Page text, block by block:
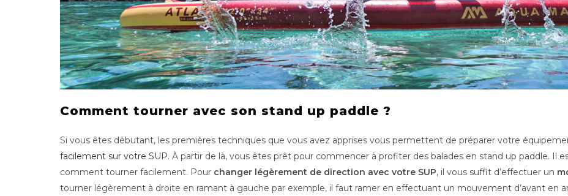
Comment tourner avec son stand up paddle ?
Si vous êtes débutant, les premières techniques que vous avez apprises vous permettent de préparer votre
facilement sur votre SUP. À partir de là, vous êtes prêt pour commencer à profiter des balades en stand up paddle. Il
comment tourner facilement. Pour changer légèrement de direction avec votre SUP, il vous suffit d’effectuer un
tourner légèrement à droite en ramant à gauche par exemple, il faut ramer en effectuant un mouvement d’avant en